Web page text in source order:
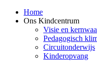
Home
Ons Kindcentrum
Visie en
Pedagogisch
Circuitonderwijs
Kinderopvang